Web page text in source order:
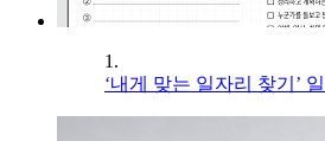
1.
‘내게 맞는 일자리 찾기’